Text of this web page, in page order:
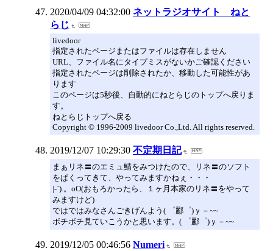
2020/04/09 04:32:00 ネットラジオサイト ねと
らじ
livedoor
指定されたページまたはファイルは存在しません
URL、ファイル名にタイプミスがないかご確認ください
指定されたページは削除されたか、移動した可能性があ
ります
このページは5秒後、自動的にねとらじのトップへ戻りま
す。
ねとらじトップへ戻る
Copyright © 1996-2009 livedoor Co.,Ltd. All rights reserved.
2019/12/07 10:29:30 不定期日記
まぁリネ〓のエミュ鯖をみつけたので、リネ〓のソフト
をぱくってきて、やってみますかねぇ・・・
|-`).。oO(おもろかったら、１ヶ月本家のリネ〓をやって
みますけど)
ではではみなさんごきげんよう( ゜酈゜)ｙ－~~
ボチボチ見ていこうかと思います。( ゜酈゜)ｙ－~~
2019/12/05 00:46:56 Numeri